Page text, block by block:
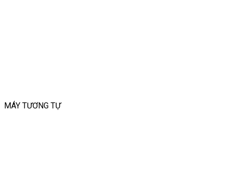
MÁY TƯƠNG TỰ